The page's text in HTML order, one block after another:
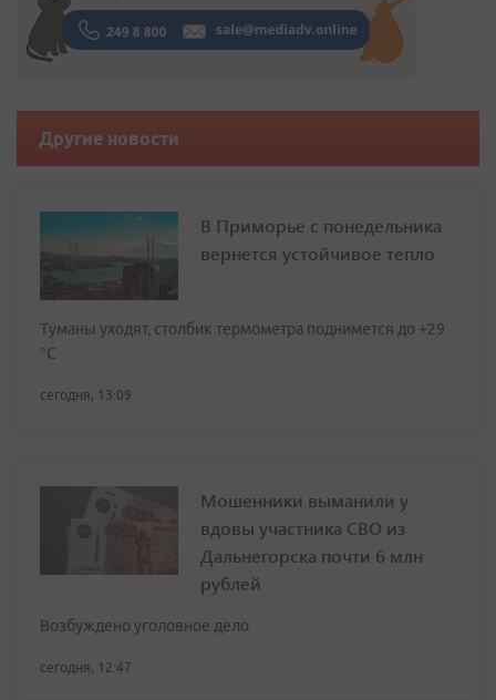
Другие новости
В Приморье с понедельника
вернется устойчивое тепло
Туманы уходят, столбик термометра поднимется до +29
°С
сегодня, 13:09
Мошенники выманили у
вдовы участника СВО из
Дальнегорска почти 6 млн
рублей
Возбуждено уголовное дело
сегодня, 12:47